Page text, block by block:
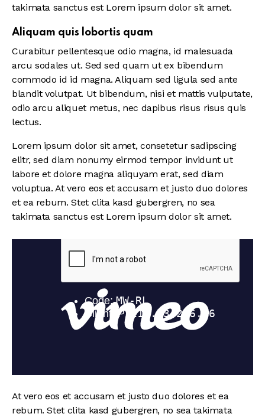
takimata sanctus est Lorem ipsum dolor sit amet.
Aliquam quis lobortis quam
Curabitur pellentesque odio magna, id malesuada
arcu sodales ut. Sed sed quam ut ex bibendum
commodo id id magna. Aliquam sed ligula sed ante
blandit volutpat. Ut bibendum, nisi et mattis vulputate,
odio arcu aliquet metus, nec dapibus risus risus quis
lectus.
Lorem ipsum dolor sit amet, consetetur sadipscing
elitr, sed diam nonumy eirmod tempor invidunt ut
labore et dolore magna aliquyam erat, sed diam
voluptua. At vero eos et accusam et justo duo dolores
et ea rebum. Stet clita kasd gubergren, no sea
takimata sanctus est Lorem ipsum dolor sit amet.
At vero eos et accusam et justo duo dolores et ea
rebum. Stet clita kasd gubergren, no sea takimata